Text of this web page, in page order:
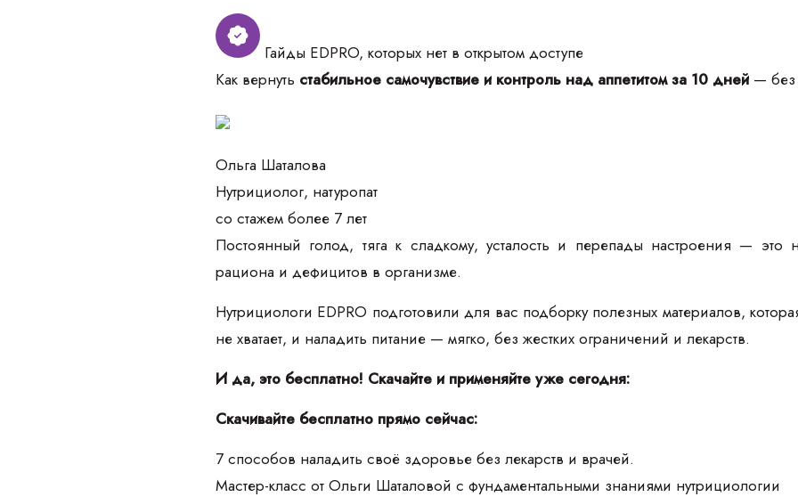
Гайды EDPRO, которых нет в открытом доступе
Как вернуть стабильное самочувствие и контроль над аппетитом за 10 дней — без
Ольга Шаталова
Нутрициолог, натуропат
со стажем более 7 лет
Постоянный голод, тяга к сладкому, усталость и перепады настроения —
рациона и дефицитов в организме.
Нутрициологи EDPRO подготовили для вас подборку полезных материалов,
не хватает, и наладить питание — мягко, без жестких ограничений и лекарств.
И да, это бесплатно! Скачайте и применяйте уже сегодня:
Скачивайте бесплатно прямо сейчас:
7 способов наладить своё здоровье без лекарств и врачей.
Мастер-класс от Ольги Шаталовой с фундаментальными знаниями нутрициологии